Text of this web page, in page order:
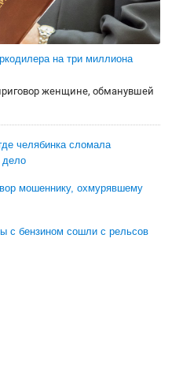
на три миллиона
женщине, обманувшей
челябинка сломала
дело
мошеннику, охмурявшему
с бензином сошли с рельсов